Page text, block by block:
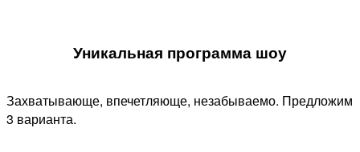
Уникальная программа шоу​
Захватывающе, впечетляюще, незабываемо. Предложим
3 варианта.